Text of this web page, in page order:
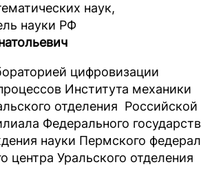
наук,
науки РФ
цифровизации
Института механики
отделения Российской
Федерального
науки Пермского
центра Уральского отделения